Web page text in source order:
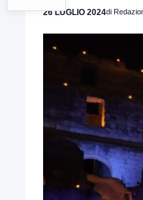
26 LUGLIO 2024di